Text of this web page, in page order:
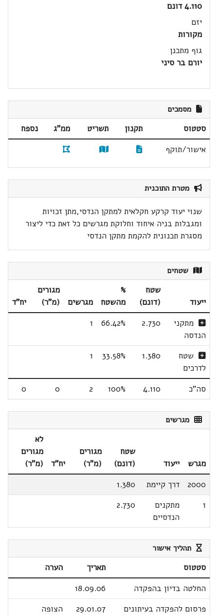
4.110 דונם
יזם
מקורות
גוף מתכנן
יורם בר סיני
מסמכים
סטטוס תקנון תשריט ממ"ג
נספח
אישור/תוקף
מטרת התוכנית
שנוי יעוד קרקע חקלאית למתקן הנדסי,מתן זכויות
ומגבלות בניה איחוד וחלוקת מגרשים כל זאת כדי ליצור
מסגרת תכנונית להקמת מתקן הנדסי
שטחים
ייעוד
שטח
(דונם)
%
מהשטח
מגרשים
מגורים
(מ"ר)
יח"ד
מתקני
הנדסה
2.730
66.42%
1
שטח
לדרכים
1.380
33.58%
1
סה"כ 4.110
100%
2
0
0
מגרשים
מגרש ייעוד
שטח
(דונם)
מגורים
(מ"ר)
יח"ד
לא
מגורים
(מ"ר)
2000
דרך קיימת
1.380
1
מתקנים
הנדסיים
2.730
תהליך אישור
סטטוס תאריך
הערה
החלטה בדיון בהפקדה
18.09.06
פרסום להפקדה בעיתונים
29.01.07
הצופה